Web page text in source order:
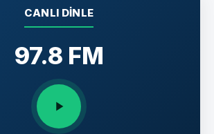
CANLI DINLE
97.8 FM